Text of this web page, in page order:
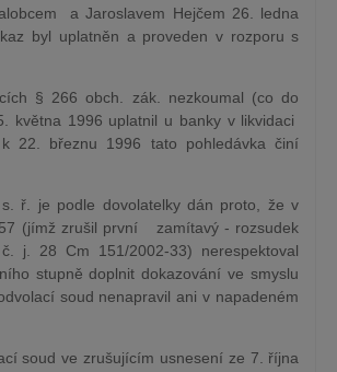
a Jaroslavem Hejčem 26. ledna
byl uplatněn a proveden v rozporu s
§ 266 obch. zák. nezkoumal (co do
května 1996 uplatnil u banky v likvidaci
22. březnu 1996 tato pohledávka činí
ř. je podle dovolatelky dán proto, že v
(jímž zrušil první zamítavý - rozsudek
28 Cm 151/2002-33) nerespektoval
stupně doplnit dokazování ve smyslu
soud nenapravil ani v napadeném
soud ve zrušujícím usnesení ze 7. října